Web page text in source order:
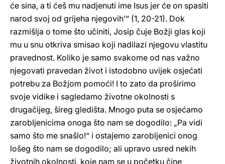
će sina, a ti ćeš mu nadjenuti ime Isus jer će on spasiti
narod svoj od grijeha njegovih’“ (1, 20-21). Dok
razmišlja o tome što učiniti, Josip čuje Božji glas koji
mu u snu otkriva smisao koji nadilazi njegovu vlastitu
pravednost. Koliko je samo svakome od nas važno
njegovati pravedan život i istodobno uvijek osjećati
potrebu za Božjom pomoći! I to zato da proširimo
svoje vidike i sagledamo životne okolnosti s
drugačijeg, šireg gledišta. Mnogo puta se osjećamo
zarobljenicima onoga što nam se dogodilo: „Pa vidi
samo što me snašlo!“ i ostajemo zarobljenici onog
lošeg što nam se dogodilo; ali upravo usred nekih
životnih okolnosti, koje nam se u početku čine